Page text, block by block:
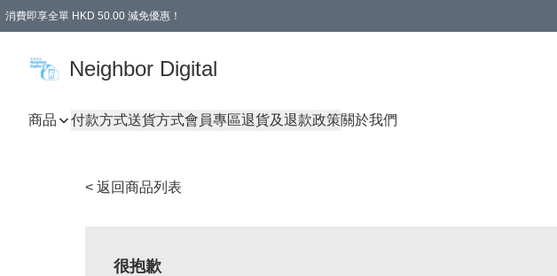
消費即享全單 HKD 50.00 減免優惠！
Neighbor Digital
商品 付款方式送貨方式會員專區退貨及退款政策關於我們
< 返回商品列表
很抱歉